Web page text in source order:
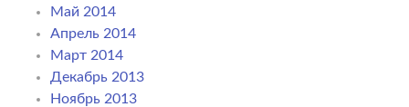
Май 2014
Апрель 2014
Март 2014
Декабрь 2013
Ноябрь 2013